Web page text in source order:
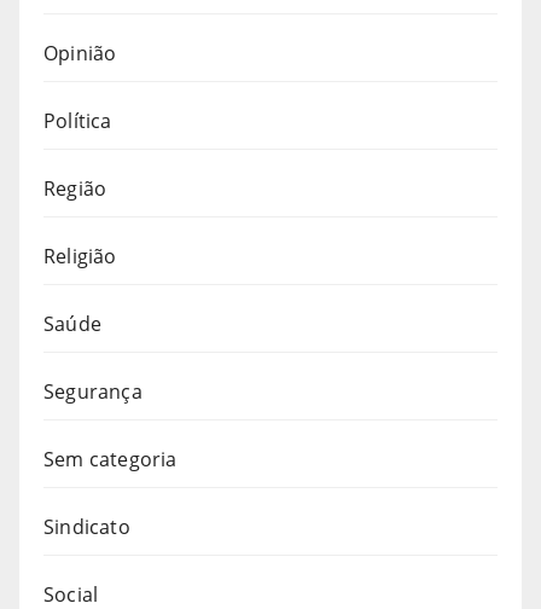
Opinião
Política
Região
Religião
Saúde
Segurança
Sem categoria
Sindicato
Social